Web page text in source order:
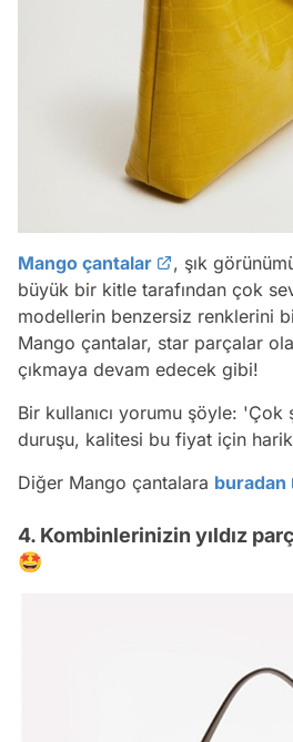
Mango çantalar
, şık
büyük bir kitle tarafından çok
modellerin benzersiz renklerini
Mango çantalar, star parçalar
çıkmaya devam edecek gibi!
Bir kullanıcı yorumu şöyle: 'Çok
duruşu, kalitesi bu fiyat için
Diğer Mango çantalara buradan
4. Kombinlerinizin yıldız
🤩